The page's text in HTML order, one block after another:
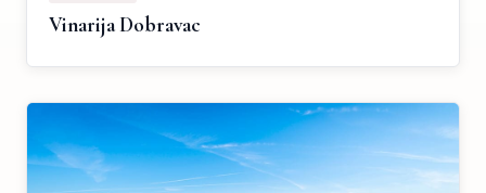
Vinarija Dobravac